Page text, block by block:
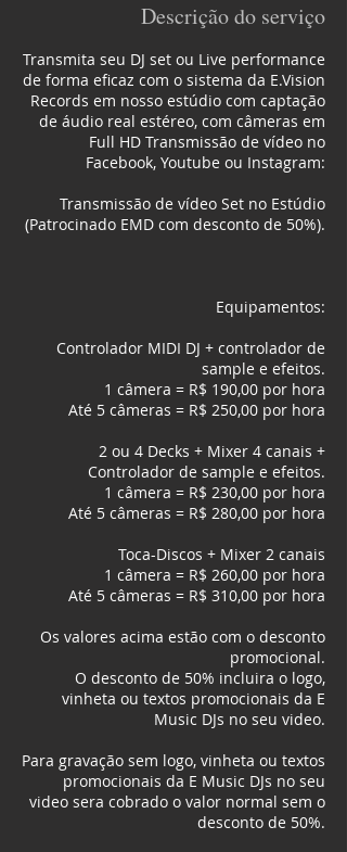
Descrição do serviço
Transmita seu DJ set ou Live performance
de forma eficaz com o sistema da E.Vision
Records em nosso estúdio com captação
de áudio real estéreo, com câmeras em
Full HD Transmissão de vídeo no
Facebook, Youtube ou Instagram:
​Transmissão de vídeo Set no Estúdio
(Patrocinado EMD com desconto de 50%).
Equipamentos:
Controlador MIDI DJ + controlador de
sample e efeitos.
1 câmera = R$ 190,00 por hora
Até 5 câmeras = R$ 250,00 por hora​
2 ou 4 Decks + Mixer 4 canais +
Controlador de sample e efeitos.
1 câmera = R$ 230,00 por hora
Até 5 câmeras = R$ 280,00 por hora
Toca-Discos + Mixer 2 canais
1 câmera = R$ 260,00 por hora
Até 5 câmeras = R$ 310,00 por hora
​Os valores acima estão com o desconto
promocional.
O desconto de 50% incluira o logo,
vinheta ou textos promocionais da E
Music DJs no seu video.
Para gravação sem logo, vinheta ou textos
promocionais da E Music DJs no seu
video sera cobrado o valor normal sem o
desconto de 50%.